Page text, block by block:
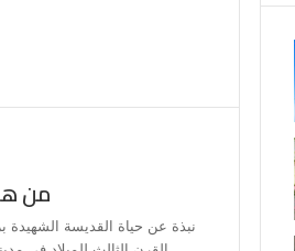
من
نبذة عن حياة القديسة الشهيدة